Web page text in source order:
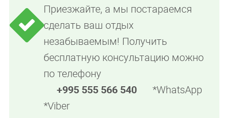
Приезжайте, а мы постараемся
сделать ваш отдых
незабываемым! Получить
бесплатную консультацию можно
по телефону
+995 555 566 540
*WhatsApp
*Viber